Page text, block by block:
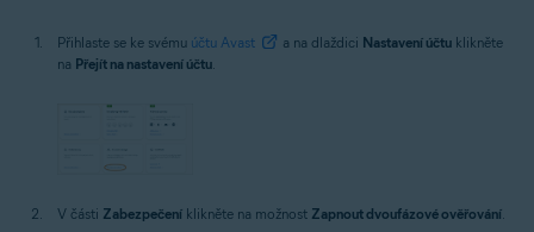
Přihlaste se ke svému účtu Avast a na dlaždici Nastavení účtu klikněte
na Přejít na nastavení účtu.
V části Zabezpečení klikněte na možnost Zapnout dvoufázové ověřování